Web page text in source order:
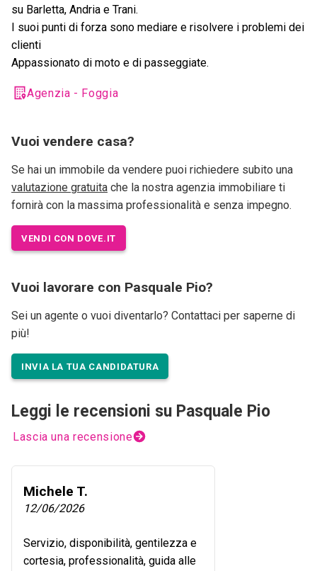
su Barletta, Andria e Trani.
I suoi punti di forza sono mediare e risolvere i problemi dei
clienti
Appassionato di moto e di passeggiate.
Agenzia - Foggia
Vuoi vendere casa?
Se hai un immobile da vendere puoi richiedere subito una
valutazione gratuita che la nostra agenzia immobiliare ti
fornirà con la massima professionalità e senza impegno.
VENDI CON DOVE.IT
Vuoi lavorare con Pasquale Pio?
Sei un agente o vuoi diventarlo? Contattaci per saperne di
più!
INVIA LA TUA CANDIDATURA
Leggi le recensioni su Pasquale Pio
Lascia una recensione
Michele T.
12/06/2026
Servizio, disponibilità, gentilezza e
cortesia, professionalità, guida alle